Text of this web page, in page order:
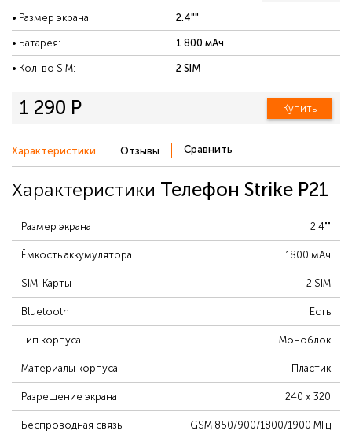
Размер экрана: 2.4""
Батарея: 1 800 мАч
Кол-во SIM: 2 SIM
1 290 Р Купить
Характеристики Отзывы Сравнить
Характеристики Телефон Strike P21
Размер экрана 2.4""
Ёмкость аккумулятора 1800 мАч
SIM-Карты 2 SIM
Bluetooth Есть
Тип корпуса Моноблок
Материалы корпуса Пластик
Разрешение экрана 240 x 320
Беспроводная связь GSM 850/900/1800/1900 МГц